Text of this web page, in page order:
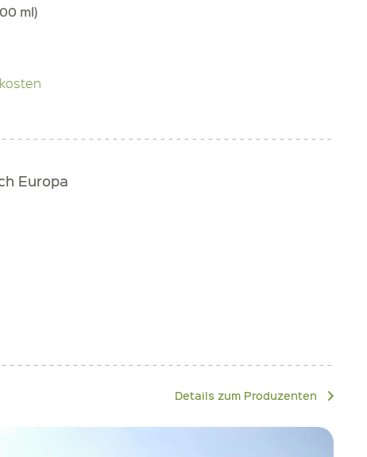
ml)
Europa
Details zum Produzenten